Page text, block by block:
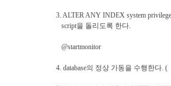
3. ALTER ANY INDEX system
script을 돌리도록 한다.
@startmonitor
4. database의 정상 가동을 수행한다. (